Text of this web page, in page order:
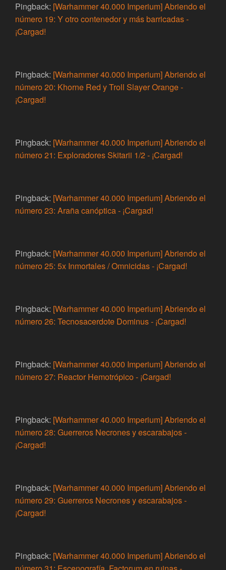
Pingback: [Warhammer 40.000 Imperium] Abriendo el
número 19: Y otro contenedor y más barricadas -
¡Cargad!
Pingback: [Warhammer 40.000 Imperium] Abriendo el
número 20: Khorne Red y Troll Slayer Orange -
¡Cargad!
Pingback: [Warhammer 40.000 Imperium] Abriendo el
número 21: Exploradores Skitarii 1/2 - ¡Cargad!
Pingback: [Warhammer 40.000 Imperium] Abriendo el
número 23: Araña canóptica - ¡Cargad!
Pingback: [Warhammer 40.000 Imperium] Abriendo el
número 25: 5x Inmortales / Omnicidas - ¡Cargad!
Pingback: [Warhammer 40.000 Imperium] Abriendo el
número 26: Tecnosacerdote Dominus - ¡Cargad!
Pingback: [Warhammer 40.000 Imperium] Abriendo el
número 27: Reactor Hemotrópico - ¡Cargad!
Pingback: [Warhammer 40.000 Imperium] Abriendo el
número 28: Guerreros Necrones y escarabajos -
¡Cargad!
Pingback: [Warhammer 40.000 Imperium] Abriendo el
número 29: Guerreros Necrones y escarabajos -
¡Cargad!
Pingback: [Warhammer 40.000 Imperium] Abriendo el